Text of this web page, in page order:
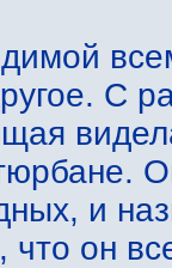
С
и
что он